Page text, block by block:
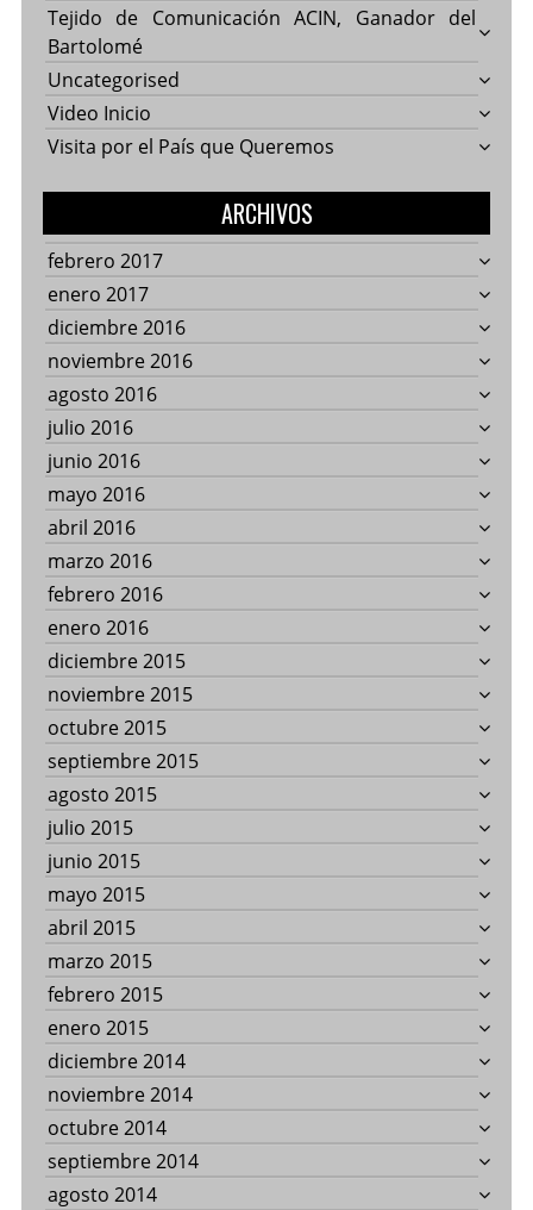
Tejido de Comunicación ACIN, Ganador del
Bartolomé
Uncategorised
Video Inicio
Visita por el País que Queremos
ARCHIVOS
febrero 2017
enero 2017
diciembre 2016
noviembre 2016
agosto 2016
julio 2016
junio 2016
mayo 2016
abril 2016
marzo 2016
febrero 2016
enero 2016
diciembre 2015
noviembre 2015
octubre 2015
septiembre 2015
agosto 2015
julio 2015
junio 2015
mayo 2015
abril 2015
marzo 2015
febrero 2015
enero 2015
diciembre 2014
noviembre 2014
octubre 2014
septiembre 2014
agosto 2014